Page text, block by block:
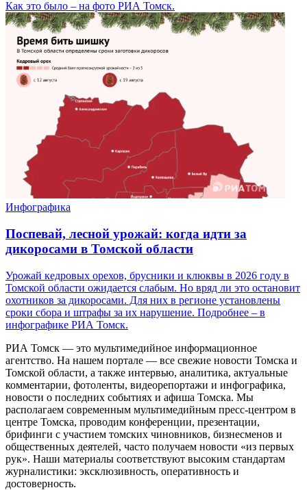
Как это было – на фото РИА Томск.
Инфографика
Поспевай, лесной урожай: когда идти за
дикоросами в Томской области
Урожай кедровых орехов, брусники и клюквы в 2026 году в
Томской области ожидается слабым. Но вряд ли это остановит
охотников за дикоросами. Для них в регионе установлены
сроки сбора и штрафы за их нарушение. Подробнее – в
инфографике РИА Томск.
РИА Томск — это мультимедийное информационное
агентство. На нашем портале — все свежие новости Томска и
Томской области, а также интервью, аналитика, актуальные
комментарии, фотоленты, видеорепортажи и инфографика,
новости о последних событиях и афиша Томска. Мы
располагаем современным мультимедийным пресс-центром в
центре Томска, проводим конференции, презентации,
брифинги с участием томских чиновников, бизнесменов и
общественных деятелей, часто получаем новости «из первых
рук». Наши материалы соответствуют высоким стандартам
журналистики: эксклюзивность, оперативность и
достоверность.